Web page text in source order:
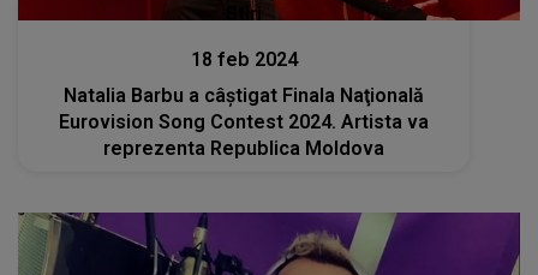
Stiri
18 feb 2024
Natalia Barbu a câştigat Finala Naţională
Eurovision Song Contest 2024. Artista va
reprezenta Republica Moldova